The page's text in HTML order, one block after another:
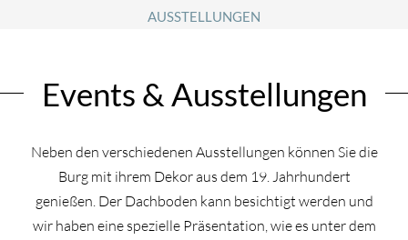
AUSSTELLUNGEN
Events & Ausstellungen
Neben den verschiedenen Ausstellungen können Sie die
Burg mit ihrem Dekor aus dem 19. Jahrhundert
genießen. Der Dachboden kann besichtigt werden und
wir haben eine spezielle Präsentation, wie es unter dem